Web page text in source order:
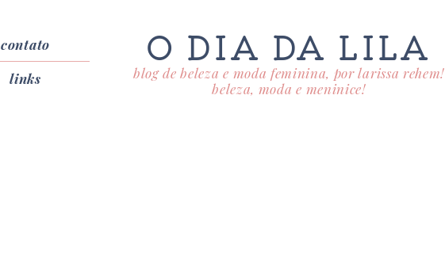
contato
links
O DIA DA LILA
blog de beleza e moda feminina, por larissa rehem!
beleza, moda e meninice!